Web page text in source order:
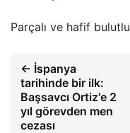
Parçalı ve hafif bulutlu
← İspanya
tarihinde bir ilk:
Başsavcı Ortiz'e 2
yıl görevden men
cezası